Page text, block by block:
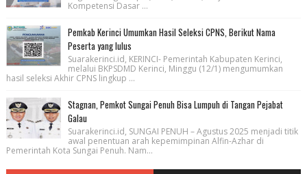
Kompetensi Dasar ...
Pemkab Kerinci Umumkan Hasil Seleksi CPNS, Berikut Nama
Peserta yang lulus
Suarakerinci.id, KERINCI- Pemerintah Kabupaten Kerinci,
melalui BKPSDMD Kerinci, Minggu (12/1) mengumumkan
hasil seleksi Akhir CPNS lingkup ...
Stagnan, Pemkot Sungai Penuh Bisa Lumpuh di Tangan Pejabat
Galau
Suarakerinci.id, SUNGAI PENUH – Agustus 2025 menjadi titik
awal penentuan arah kepemimpinan Alfin-Azhar di
Pemerintah Kota Sungai Penuh. Nam...